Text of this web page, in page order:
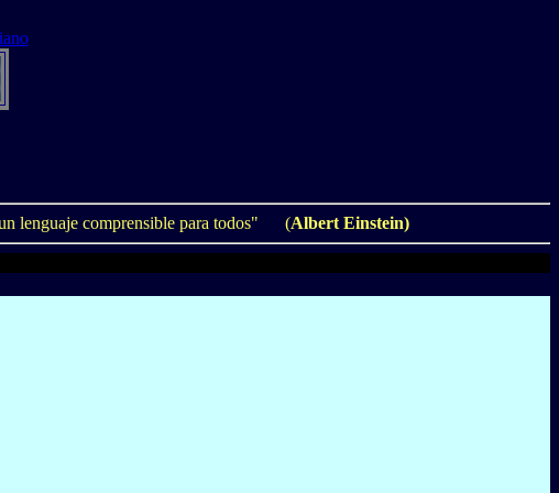
un lenguaje comprensible para todos" (Albert Einstein)